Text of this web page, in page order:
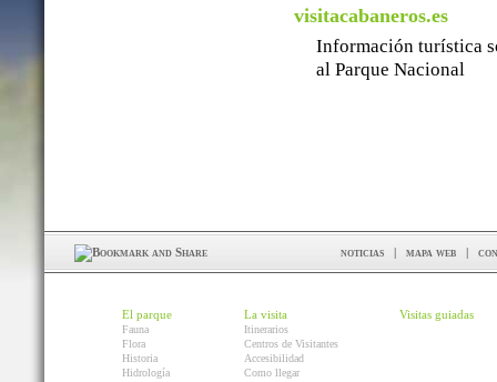
visitacabaneros.es
Información turística
al Parque Nacional
noticias | mapa web |
El parque
Fauna
Flora
Historia
Hidrología
La visita
Itinerarios
Centros de Visitantes
Accesibilidad
Como llegar
Visitas guiadas